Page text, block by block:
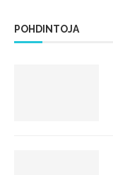
POHDINTOJA